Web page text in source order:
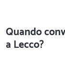
Quando
a Lecco?